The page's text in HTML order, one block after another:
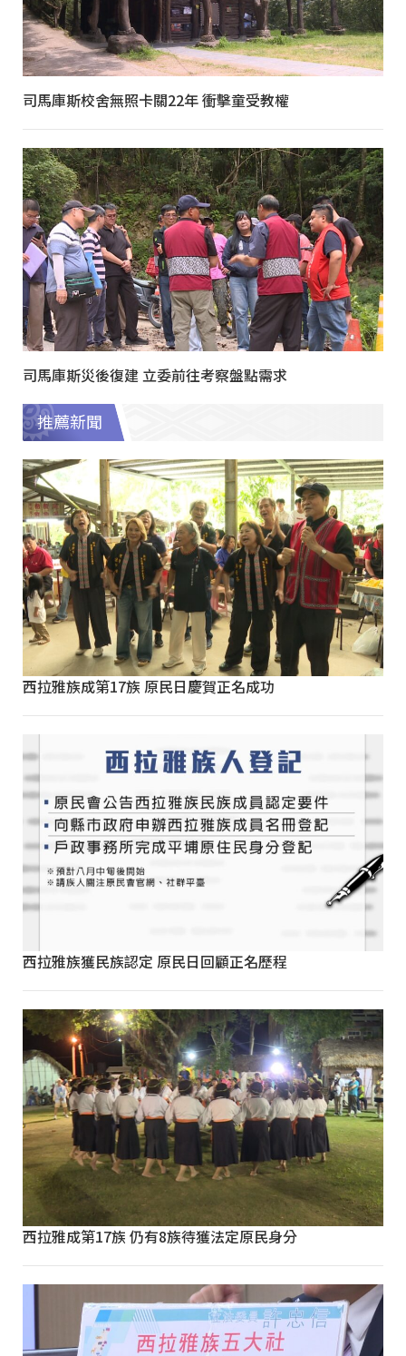
司馬庫斯校舍無照卡關22年 衝擊童受教權
司馬庫斯災後復建 立委前往考察盤點需求
推薦新聞
西拉雅族成第17族 原民日慶賀正名成功
西拉雅族獲民族認定 原民日回顧正名歷程
西拉雅成第17族 仍有8族待獲法定原民身分